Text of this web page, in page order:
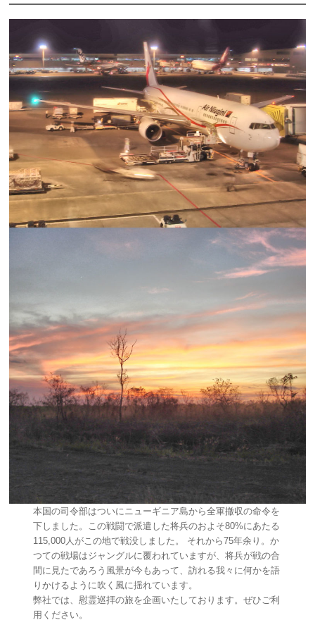
本国の司令部はついにニューギニア島から全軍撤収の命令を
下しました。この戦闘で派遣した将兵のおよそ80%にあたる
115,000人がこの地で戦没しました。 それから75年余り。か
つての戦場はジャングルに覆われていますが、将兵が戦の合
間に見たであろう風景が今もあって、訪れる我々に何かを語
りかけるように吹く風に揺れています。
弊社では、慰霊巡拝の旅を企画いたしております。ぜひご利
用ください。